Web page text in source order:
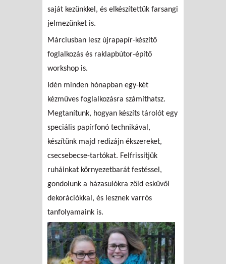
saját kezünkkel, és elkészítettük farsangi
jelmezünket is.
Márciusban lesz újrapapír-készítő
foglalkozás és raklapbútor-építő
workshop is.
Idén minden hónapban egy-két
kézműves foglalkozásra számíthatsz.
Megtanítunk, hogyan készíts tárolót egy
speciális papírfonó technikával,
készítünk majd redizájn ékszereket,
csecsebecse-tartókat. Felfrissítjük
ruháinkat környezetbarát festéssel,
gondolunk a házasulókra zöld esküvői
dekorációkkal, és lesznek varrós
tanfolyamaink is.